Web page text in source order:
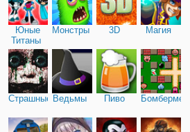
Юные
Титаны
Монстры 3D Магия
Страшные Ведьмы Пиво Бомбермен